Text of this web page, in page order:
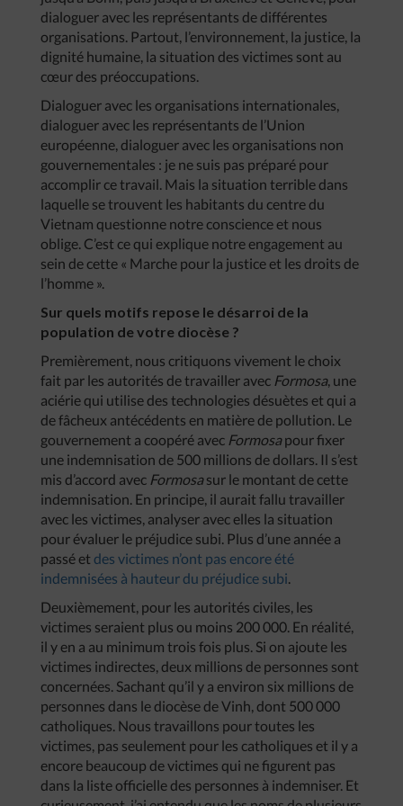
dialoguer avec les représentants de différentes
organisations. Partout, l’environnement, la justice, la
dignité humaine, la situation des victimes sont au
cœur des préoccupations.
Dialoguer avec les organisations internationales,
dialoguer avec les représentants de l’Union
européenne, dialoguer avec les organisations non
gouvernementales : je ne suis pas préparé pour
accomplir ce travail. Mais la situation terrible dans
laquelle se trouvent les habitants du centre du
Vietnam questionne notre conscience et nous
oblige. C’est ce qui explique notre engagement au
sein de cette « Marche pour la justice et les droits de
l’homme ».
Sur quels motifs repose le désarroi de la
population de votre diocèse ?
Premièrement, nous critiquons vivement le choix
fait par les autorités de travailler avec Formosa, une
aciérie qui utilise des technologies désuètes et qui a
de fâcheux antécédents en matière de pollution. Le
gouvernement a coopéré avec Formosapour fixer
une indemnisation de 500 millions de dollars. Il s’est
mis d’accord avec Formosasur le montant de cette
indemnisation. En principe, il aurait fallu travailler
avec les victimes, analyser avec elles la situation
pour évaluer le préjudice subi. Plus d’une année a
passé et des victimes n’ont pas encore été
indemnisées à hauteur du préjudice subi.
Deuxièmement, pour les autorités civiles, les
victimes seraient plus ou moins 200 000. En réalité,
il y en a au minimum trois fois plus. Si on ajoute les
victimes indirectes, deux millions de personnes sont
concernées. Sachant qu’il y a environ six millions de
personnes dans le diocèse de Vinh, dont 500 000
catholiques. Nous travaillons pour toutes les
victimes, pas seulement pour les catholiques et il y a
encore beaucoup de victimes qui ne figurent pas
dans la liste officielle des personnes à indemniser. Et